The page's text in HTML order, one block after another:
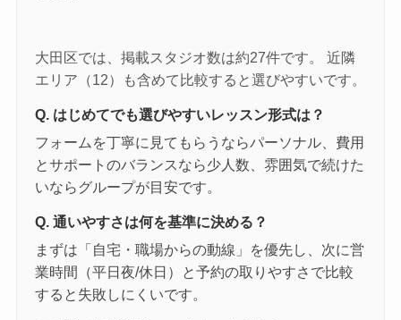
大田区では、掲載スタジオ数は約27件です。 近隣
エリア（12）も含めて比較すると選びやすいです。
Q. はじめてでも選びやすいレッスン形式は？
フォームを丁寧に見てもらうならパーソナル、費用
とサポートのバランスなら少人数、雰囲気で続けた
いならグループが目安です。
Q. 通いやすさは何を基準に決める？
まずは「自宅・職場からの動線」を優先し、次に営
業時間（平日夜/休日）と予約の取りやすさで比較
すると失敗しにくいです。